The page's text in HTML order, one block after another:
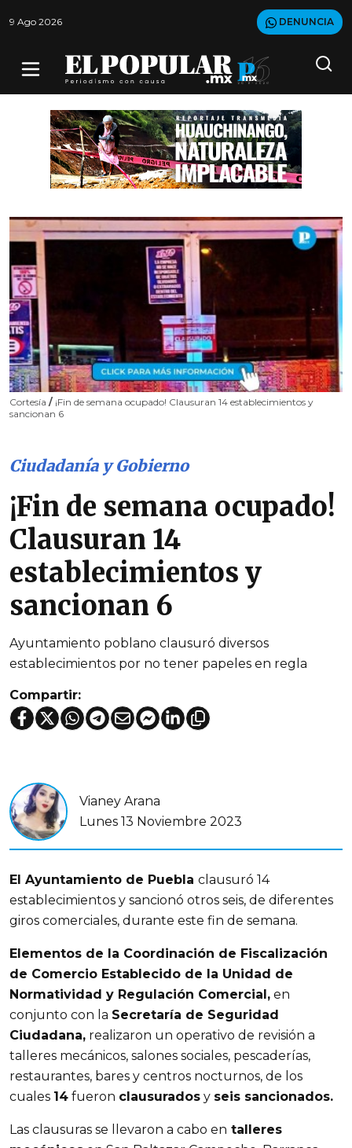
9 Ago 2026 DENUNCIA
Cortesía / ¡Fin de semana ocupado! Clausuran 14 establecimientos y
sancionan 6
Ciudadanía y Gobierno
¡Fin de semana ocupado!
Clausuran 14
establecimientos y
sancionan 6
Ayuntamiento poblano clausuró diversos
establecimientos por no tener papeles en regla
Compartir:
Vianey Arana
Lunes 13 Noviembre 2023
El Ayuntamiento de Puebla clausuró 14
establecimientos y sancionó otros seis, de diferentes
giros comerciales, durante este fin de semana.
Elementos de la Coordinación de Fiscalización
de Comercio Establecido de la Unidad de
Normatividad y Regulación Comercial, en
conjunto con la Secretaría de Seguridad
Ciudadana, realizaron un operativo de revisión a
talleres mecánicos, salones sociales, pescaderías,
restaurantes, bares y centros nocturnos, de los
cuales 14 fueron clausurados y seis sancionados.
Las clausuras se llevaron a cabo en talleres